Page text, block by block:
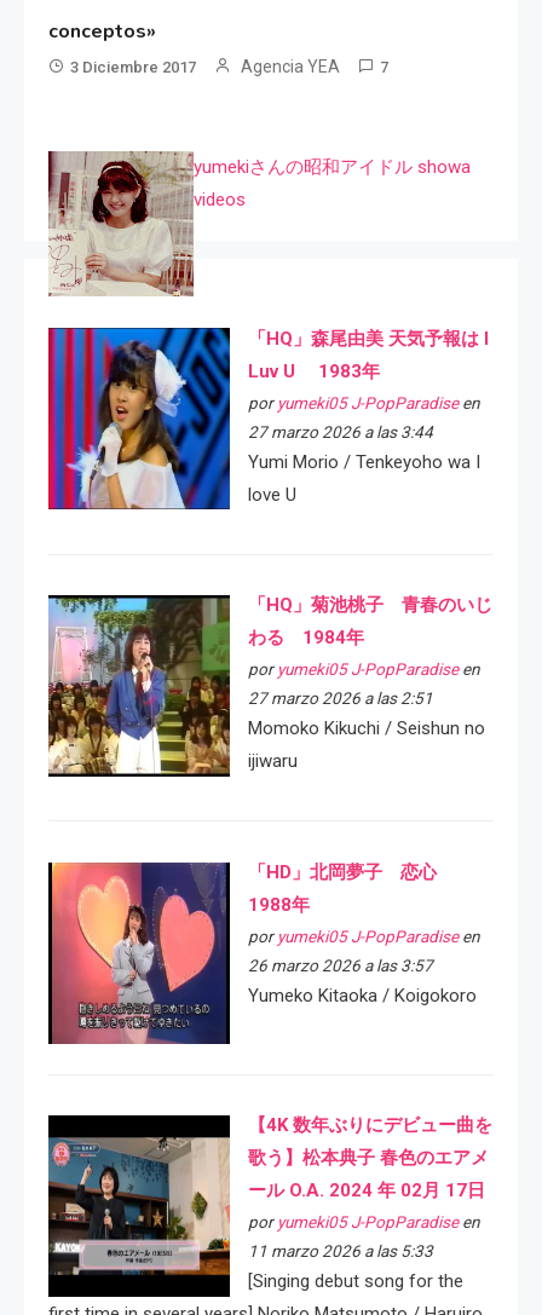
conceptos»
3 Diciembre 2017 Agencia YEA 7
yumekiさんの昭和アイドル showa
videos
「HQ」森尾由美 天気予報は I
Luv U 1983年
por yumeki05 J-PopParadiseen
27 marzo 2026 a las 3:44
Yumi Morio / Tenkeyoho wa I
love U
「HQ」菊池桃子 青春のいじ
わる 1984年
por yumeki05 J-PopParadiseen
27 marzo 2026 a las 2:51
Momoko Kikuchi / Seishun no
ijiwaru
「HD」北岡夢子 恋心
1988年
por yumeki05 J-PopParadiseen
26 marzo 2026 a las 3:57
Yumeko Kitaoka / Koigokoro
【4K 数年ぶりにデビュー曲を
歌う】松本典子 春色のエアメ
ール O.A. 2024 年 02月 17日
por yumeki05 J-PopParadiseen
11 marzo 2026 a las 5:33
[Singing debut song for the